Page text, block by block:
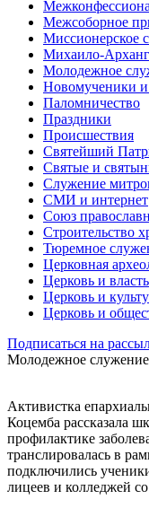
Межсоборное
Миссионерское
Михаило-
Молодежное
Новомученики
Паломничество
Праздники
Происшествия
Святейший
Святые и
Служение
СМИ и интернет
Союз
Строительство
Тюремное
Церковная
Церковь и власть
Церковь и
Церковь и
Подписаться на
Молодежное служение
Активистка
Коцемба рассказала
профилактике
транслировалась в
подключились
лицеев и колледжей